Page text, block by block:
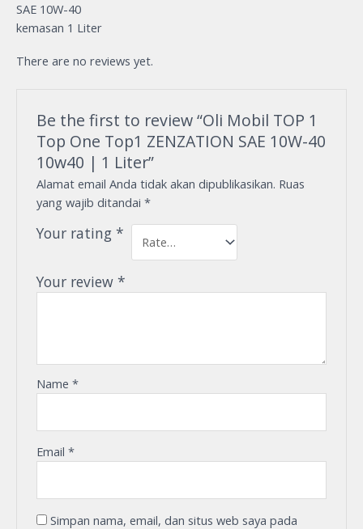
SAE 10W-40
kemasan 1 Liter
There are no reviews yet.
Be the first to review “Oli Mobil TOP 1
Top One Top1 ZENZATION SAE 10W-40
10w40 | 1 Liter”
Alamat email Anda tidak akan dipublikasikan. Ruas
yang wajib ditandai*
Your rating*
Your review*
Name*
Email*
Simpan nama, email, dan situs web saya pada